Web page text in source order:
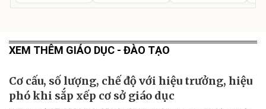
XEM THÊM GIÁO DỤC - ĐÀO TẠO
Cơ cấu, số lượng, chế độ với hiệu trưởng, hiệu
phó khi sắp xếp cơ sở giáo dục